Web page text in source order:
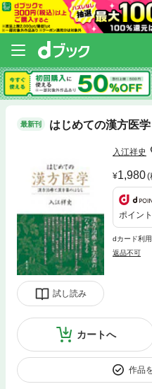
最新刊 はじめての漢方医
試し読み
入江祥史
1,980(
ポイン
dカード利
返品不可
カートへ
作品